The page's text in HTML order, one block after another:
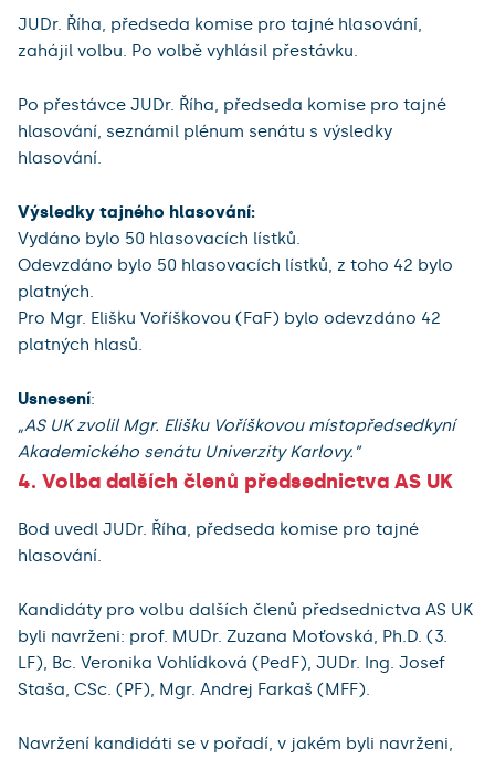
JUDr. Říha, předseda komise pro tajné hlasování,
zahájil volbu. Po volbě vyhlásil přestávku.
Po přestávce JUDr. Říha, předseda komise pro tajné
hlasování, seznámil plénum senátu s výsledky
hlasování.
Výsledky tajného hlasování:
Vydáno bylo 50 hlasovacích lístků.
Odevzdáno bylo 50 hlasovacích lístků, z toho 42 bylo
platných.
Pro Mgr. Elišku Voříškovou (FaF) bylo odevzdáno 42
platných hlasů.
Usnesení:
„AS UK zvolil Mgr. Elišku Voříškovou místopředsedkyní
Akademického senátu Univerzity Karlovy.”
4. Volba dalších členů předsednictva AS UK
Bod uvedl JUDr. Říha, předseda komise pro tajné
hlasování.
Kandidáty pro volbu dalších členů předsednictva AS UK
byli navrženi: prof. MUDr. Zuzana Moťovská, Ph.D. (3.
LF), Bc. Veronika Vohlídková (PedF), JUDr. Ing. Josef
Staša, CSc. (PF), Mgr. Andrej Farkaš (MFF).
Navržení kandidáti se v pořadí, v jakém byli navrženi,